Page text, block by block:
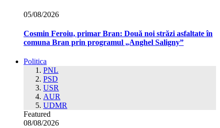
05/08/2026
Cosmin Feroiu, primar Bran: Două noi străzi asfaltate în
comuna Bran prin programul „Anghel Saligny”
Politica
PNL
PSD
USR
AUR
UDMR
Featured
08/08/2026